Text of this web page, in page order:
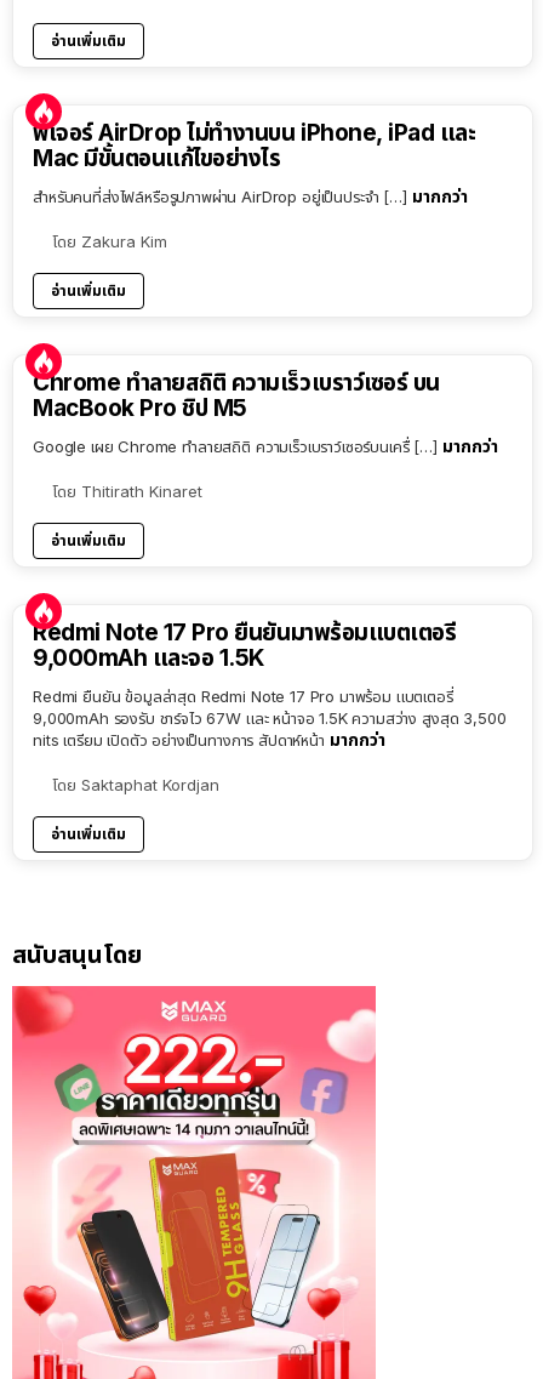
อ่านเพิ่มเติม
ฟีเจอร์ AirDrop ไม่ทำงานบน iPhone, iPad และ
Mac มีขั้นตอนแก้ไขอย่างไร
สำหรับคนที่ส่งไฟล์หรือรูปภาพผ่าน AirDrop อยู่เป็นประจำ […] มากกว่า
โดย Zakura Kim
อ่านเพิ่มเติม
Chrome ทำลายสถิติ ความเร็วเบราว์เซอร์ บน
MacBook Pro ชิป M5
Google เผย Chrome ทำลายสถิติ ความเร็วเบราว์เซอร์บนเครื่ […] มากกว่า
โดย Thitirath Kinaret
อ่านเพิ่มเติม
Redmi Note 17 Pro ยืนยันมาพร้อมแบตเตอรี่
9,000mAh และจอ 1.5K
Redmi ยืนยัน ข้อมูลล่าสุด Redmi Note 17 Pro มาพร้อม แบตเตอรี่
9,000mAh รองรับ ชาร์จไว 67W และ หน้าจอ 1.5K ความสว่าง สูงสุด 3,500
nits เตรียม เปิดตัว อย่างเป็นทางการ สัปดาห์หน้า มากกว่า
โดย Saktaphat Kordjan
อ่านเพิ่มเติม
สนับสนุนโดย